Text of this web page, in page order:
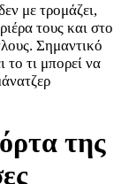
με τρομάζει,
τους και στο
Σημαντικό
το τι μπορεί να
της